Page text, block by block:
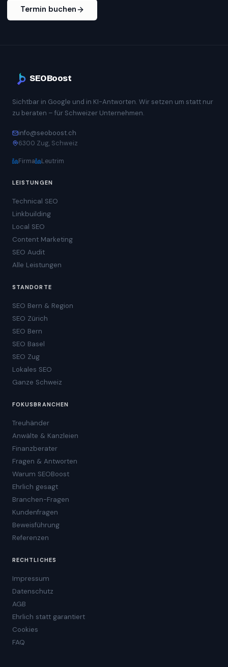
Termin buchen
SEOBoost
Sichtbar in Google und in KI-Antworten. Wir setzen um statt nur
zu beraten – für Schweizer Unternehmen.
info@seoboost.ch
6300 Zug, Schweiz
Firma Leutrim
LEISTUNGEN
Technical SEO
Linkbuilding
Local SEO
Content Marketing
SEO Audit
Alle Leistungen
STANDORTE
SEO Bern & Region
SEO Zürich
SEO Bern
SEO Basel
SEO Zug
Lokales SEO
Ganze Schweiz
FOKUSBRANCHEN
Treuhänder
Anwälte & Kanzleien
Finanzberater
Fragen & Antworten
Warum SEOBoost
Ehrlich gesagt
Branchen-Fragen
Kundenfragen
Beweisführung
Referenzen
RECHTLICHES
Impressum
Datenschutz
AGB
Ehrlich statt garantiert
Cookies
FAQ